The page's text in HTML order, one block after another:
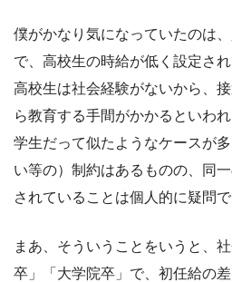
僕がかなり気になっていたのは
で、高校生の時給が低く設定さ
高校生は社会経験がないから、
ら教育する手間がかかるといわ
学生だって似たようなケースが
い等の）制約はあるものの、同
されていることは個人的に疑問で
まあ、そういうことをいうと、
卒」「大学院卒」で、初任給の